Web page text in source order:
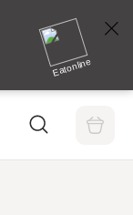
Eatonline